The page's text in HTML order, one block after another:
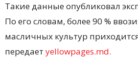
Такие данные опубликовал
По его словам, более 90 %
масличных культур
передает yellowpages.md.